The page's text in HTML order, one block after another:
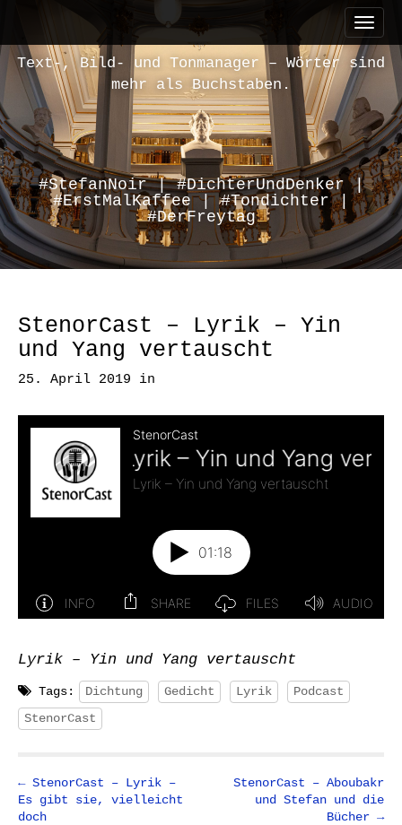
i
n
e
n
u
i
p
o
c
o
n
t
e
n
t
Text-, Bild- und Tonmanager – Wörter sind
mehr als Buchstaben.
#StefanNoir | #DichterUndDenker |
#ErstMalKaffee | #Tondichter |
#DerFreytag
StenorCast – Lyrik – Yin
und Yang vertauscht
25. April 2019 in
Lyrik – Yin und Yang vertauscht
Tags: Dichtung Gedicht Lyrik
Podcast
StenorCast
P
o
← StenorCast – Lyrik –
Es gibt sie, vielleicht
doch
StenorCast – Aboubakr
und Stefan und die
Bücher →